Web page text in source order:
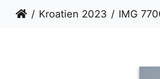
Kroatien 2023 IMG